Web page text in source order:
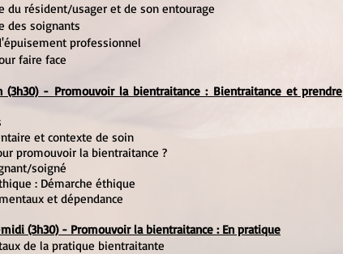
du résident/usager et de son entourage
des soignants
professionnel
faire face
- Promouvoir la bientraitance : Bientraitance et prendre
et contexte de soin
promouvoir la bientraitance ?
soigné
: Démarche éthique
et dépendance
(3h30) - Promouvoir la bientraitance : En pratique
de la pratique bientraitante